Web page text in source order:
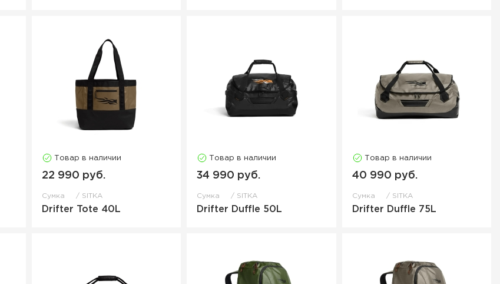
Товар в наличии
22 990 руб.
Сумка SITKA
Drifter Tote 40L
Товар в наличии
34 990 руб.
Сумка SITKA
Drifter Duffle 50L
Товар в наличии
40 990 руб.
Сумка SITKA
Drifter Duffle 75L